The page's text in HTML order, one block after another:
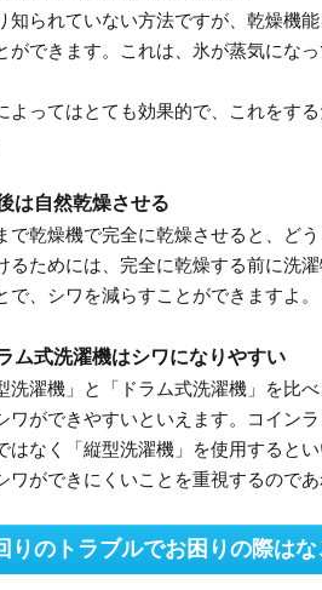
知られていない方法ですが、乾燥機
ができます。これは、氷が蒸気にな
よってはとても効果的で、これをす
は自然乾燥させる
で乾燥機で完全に乾燥させると、ど
るためには、完全に乾燥する前に洗
で、シワを減らすことができますよ。
ム式洗濯機はシワになりやすい
洗濯機」と「ドラム式洗濯機」を比
ワができやすいといえます。コイン
はなく「縦型洗濯機」を使用すると
ワができにくいことを重視するので
りのトラブルでお困りの際は